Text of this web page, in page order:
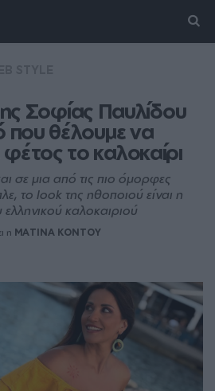
Σοφίας Παυλίδου
που θέλουμε να
το καλοκαίρι
σε μια από τις πιο όμορφες
το look της ηθοποιού είναι η
ελληνικού καλοκαιριού
η MATINA KONTOY